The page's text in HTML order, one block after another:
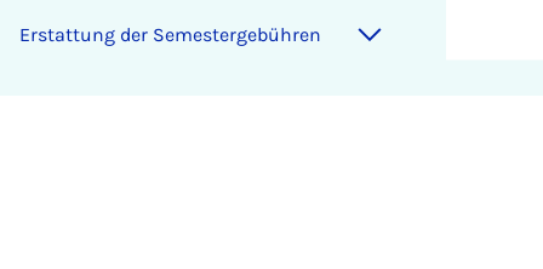
Er­stat­tung der Se­mes­ter­ge­büh­ren